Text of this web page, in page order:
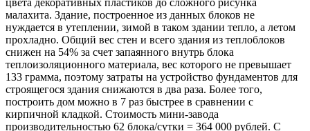
малахита. Здание, построенное из данных блоков не
нуждается в утеплении, зимой в таком здании тепло, а летом
прохладно. Общий вес стен и всего здания из теплоблоков
снижен на 54% за счет запаянного внутрь блока
теплоизоляционного материала, вес которого не превышает
133 грамма, поэтому затраты на устройство фундаментов для
строящегося здания снижаются в два раза. Более того,
построить дом можно в 7 раз быстрее в сравнении с
кирпичной кладкой. Стоимость мини-завода
производительностью 62 блока/сутки = 364 000 рублей. С